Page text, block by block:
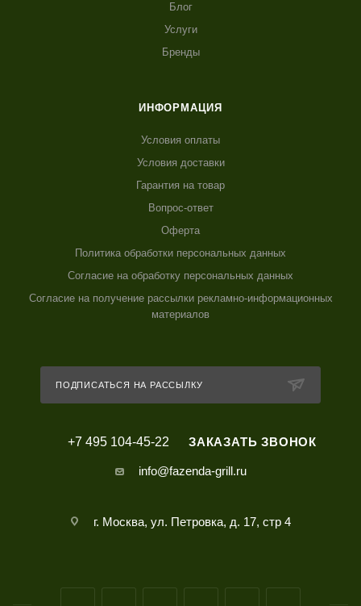
Блог
Услуги
Бренды
ИНФОРМАЦИЯ
Условия оплаты
Условия доставки
Гарантия на товар
Вопрос-ответ
Оферта
Политика обработки персональных данных
Согласие на обработку персональных данных
Согласие на получение рассылки рекламно-информационных
материалов
ПОДПИСАТЬСЯ НА РАССЫЛКУ
+7 495 104-45-22 ЗАКАЗАТЬ ЗВОНОК
info@fazenda-grill.ru
г. Москва, ул. Петровка, д. 17, стр 4